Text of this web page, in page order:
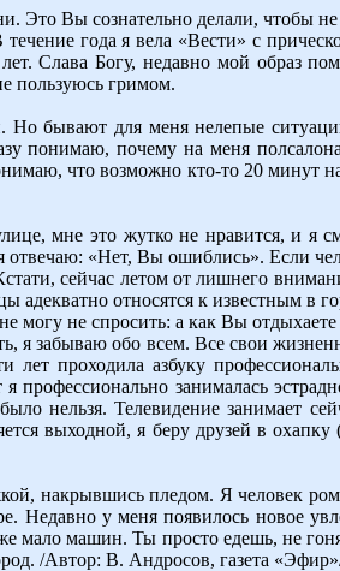
Это Вы сознательно делали, чтобы не
года я вела «Вести» с
Слава Богу, недавно мой образ
пользуюсь гримом.
бывают для меня нелепые
понимаю, почему на меня
что возможно кто-то 20 минут
мне это жутко не нравится, и я
«Нет, Вы ошиблись». Если
сейчас летом от лишнего
адекватно относятся к известным в
не спросить: а как Вы отдыхаете
я забываю обо всем. Все свои
лет проходила азбуку
занималась
нельзя. Телевидение занимает
выходной, я беру друзей в
накрывшись пледом. Я человек
у меня появилось новое
мало машин. Ты просто едешь, не
/Автор: В. Андросов, газета